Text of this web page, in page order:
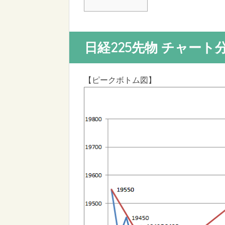
日経225先物 チャート
【ピークボトム図】